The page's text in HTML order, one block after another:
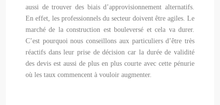
aussi de trouver des biais d’approvisionnement alternatifs.
En effet, les professionnels du secteur doivent être agiles. Le
marché de la construction est bouleversé et cela va durer.
C’est pourquoi nous conseillons aux particuliers d’être très
réactifs dans leur prise de décision car la durée de validité
des devis est aussi de plus en plus courte avec cette pénurie
où les taux commencent à vouloir augmenter.